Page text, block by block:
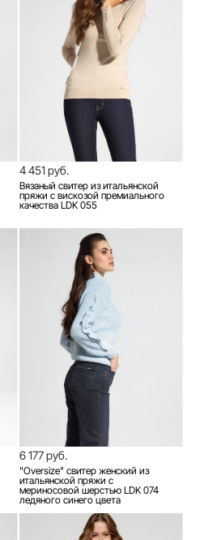
4 451 руб.
Вязаный свитер из итальянской
пряжи с вискозой премиального
качества LDK 055
6 177 руб.
"Oversize" свитер женский из
итальянской пряжи с
мериносовой шерстью LDK 074
ледяного синего цвета